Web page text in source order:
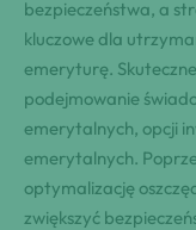
bezpieczeństwa, a
kluczowe dla
emeryturę.
podejmowanie
emerytalnych, opcji
emerytalnych.
optymalizację
zwiększyć